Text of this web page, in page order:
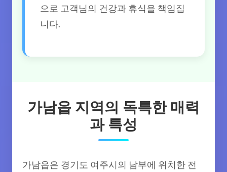
으로 고객님의 건강과 휴식을 책임집
니다.
가남읍 지역의 독특한 매력
과 특성
가남읍은 경기도 여주시의 남부에 위치한 전